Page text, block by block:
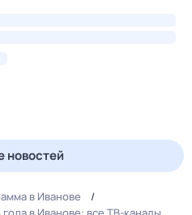
новостей
в Иванове